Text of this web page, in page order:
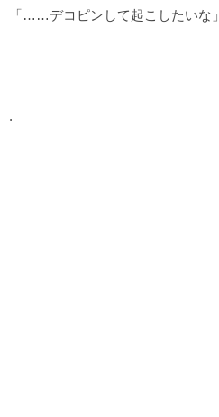
「……デコピンして起こしたいな」
.